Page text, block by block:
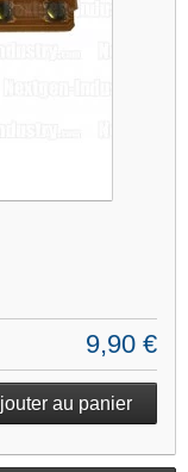
9,90 €